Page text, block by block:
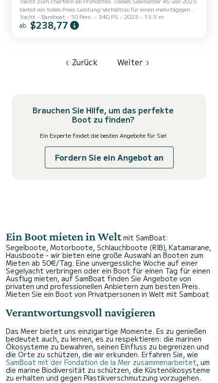
bietet ein tolles Preis-Leistung-Verhältnis für einen mehrtägigen
oder mehrwöchigen Törn. Das Boot verfügt über 4 komfortable
Kabinen für bis zu 10 Personen. Mit seinen 14 Metern Länge und
mit Dusche Es ist unter anderem mit folgender Aus...
Yacht Bareboat 10 Pers. 340 PS 2023 13.5 m
ab $238,77
‹ Zurück Weiter ›
Brauchen Sie Hilfe, um das perfekte
Boot zu finden?
Ein Experte findet die besten Angebote für Sie!
Fordern Sie ein Angebot an
Ein Boot mieten in Welt mit SamBoat:
Segelboote, Motorboote, Schlauchboote (RIB), Katamarane,
Hausboote - wir bieten eine große Auswahl an Booten zum
Mieten ab 50€/Tag. Eine unvergessliche Woche auf einer
Segelyacht verbringen oder ein Boot für einen Tag für einen
Ausflug mieten, auf SamBoat finden Sie Angebote von
privaten und professionellen Anbietern zum besten Preis.
Mieten Sie ein Boot von Privatpersonen in Welt mit Samboat
Verantwortungsvoll navigieren
Das Meer bietet uns einzigartige Momente. Es zu genießen
bedeutet auch, zu lernen, es zu respektieren: die marinen
Ökosysteme zu bewahren, seinen Einfluss zu begrenzen und
die Orte zu schützen, die wir erkunden. Erfahren Sie, wie
SamBoat mit der Fondation de la Mer zusammenarbeitet, um
die marine Biodiversität zu schützen, die Küstenökosysteme
zu erhalten und gegen Plastikverschmutzung vorzugehen.